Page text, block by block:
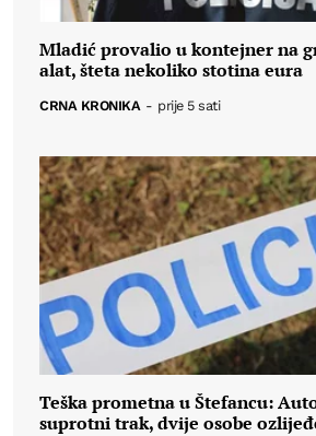
Mladić provalio u kontejner na
alat, šteta nekoliko stotina eura
CRNA KRONIKA - prije 5 sati
Teška prometna u Štefancu:
suprotni trak, dvije osobe